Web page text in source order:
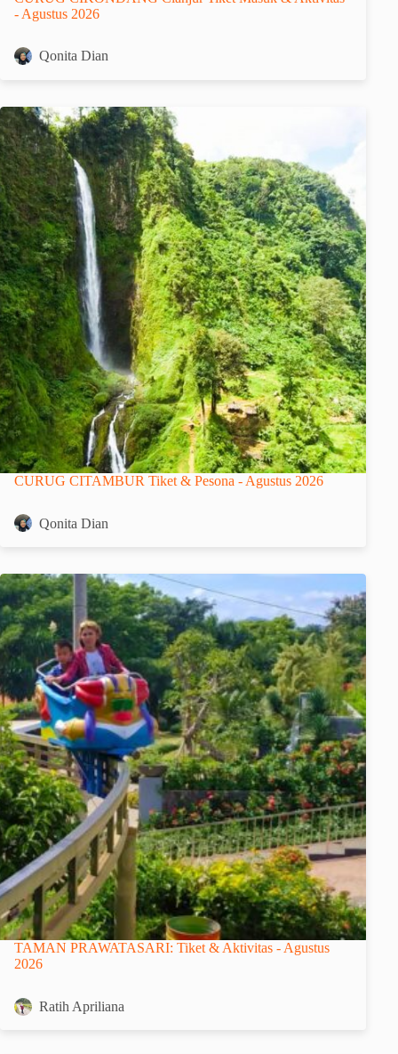
- Agustus 2026
Qonita Dian
CURUG CITAMBUR Tiket & Pesona - Agustus 2026
Qonita Dian
TAMAN PRAWATASARI: Tiket & Aktivitas - Agustus
2026
Ratih Apriliana